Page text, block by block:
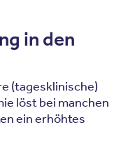
in den
(tagesklinische)
löst bei manchen
ein erhöhtes